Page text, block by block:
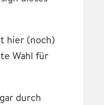
hier (noch)
Wahl für
durch